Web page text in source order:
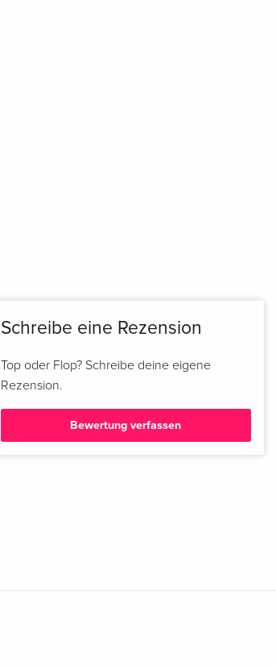
Schreibe eine Rezension
Top oder Flop? Schreibe deine eigene
Rezension.
Bewertung verfassen